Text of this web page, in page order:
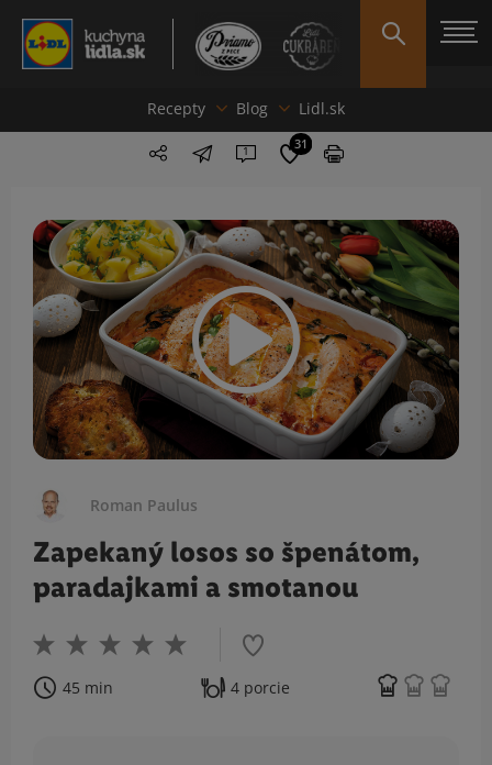
Recepty Blog Lidl.sk
1 31
Roman Paulus
Zapekaný losos so špenátom,
paradajkami a smotanou
45 min 4 porcie